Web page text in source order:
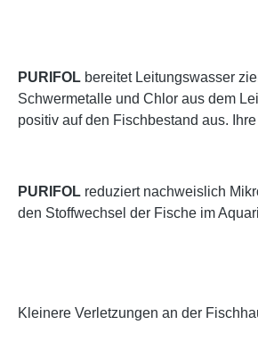
PURIFOL bereitet Leitungswasser
Schwermetalle und Chlor aus dem
positiv auf den Fischbestand aus.
PURIFOL reduziert nachweislich
den Stoffwechsel der Fische im
Kleinere Verletzungen an der